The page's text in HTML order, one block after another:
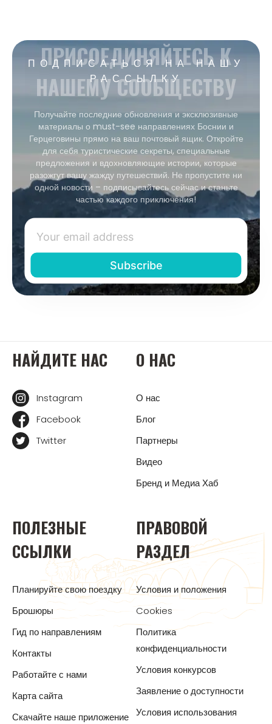
ПОДПИСАТЬСЯ НА НАШУ
РАССЫЛКУ
ПРИСОЕДИНЯЙТЕСЬ К
НАШЕМУ СООБЩЕСТВУ
Получайте последние обновления и эксклюзивные
материалы о must-see направлениях Боснии и
Герцеговины прямо на ваш почтовый ящик. Откройте
для себя туристические секреты, специальные
предложения и вдохновляющие истории, которые
разожгут вашу жажду путешествий. Не пропустите ни
одной новости – подписывайтесь сейчас и станьте
частью каждого приключения!
НАЙДИТЕ НАС
Instagram
Facebook
Twitter
О НАС
О нас
Блог
Партнеры
Видео
Бренд и Медиа Хаб
ПОЛЕЗНЫЕ
ССЫЛКИ
Планируйте свою поездку
Брошюры
Гид по направлениям
Контакты
Работайте с нами
Карта сайта
Скачайте наше приложение
ПРАВОВОЙ
РАЗДЕЛ
Условия и положения
Cookies
Политика
конфиденциальности
Условия конкурсов
Заявление о доступности
Условия использования